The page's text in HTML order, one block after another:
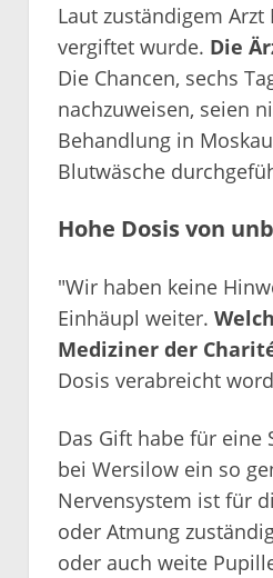
Laut zuständigem
vergiftet wurde. Die
Die Chancen, sechs
nachzuweisen, seien
Behandlung in
Blutwäsche
Hohe Dosis von
"Wir haben keine
Einhäupl weiter.
Mediziner der
Dosis verabreicht
Das Gift habe für eine
bei Wersilow ein so
Nervensystem ist für
oder Atmung
oder auch weite